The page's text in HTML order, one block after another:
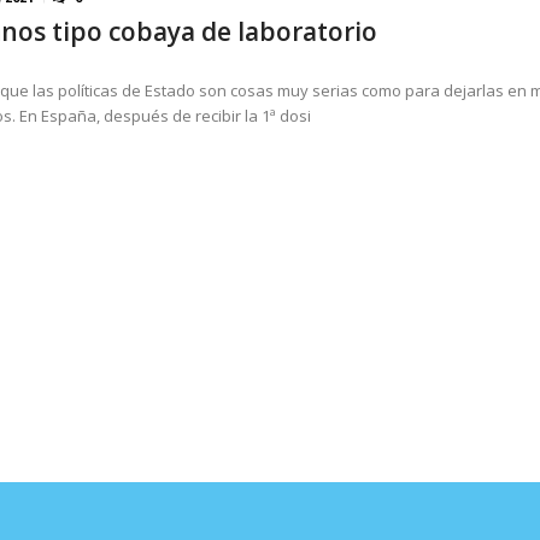
apagones y promesas incumplidas...
tipo cobaya de laboratorio
las políticas de Estado son cosas muy serias como para dejarlas en
En España, después de recibir la 1ª dosi